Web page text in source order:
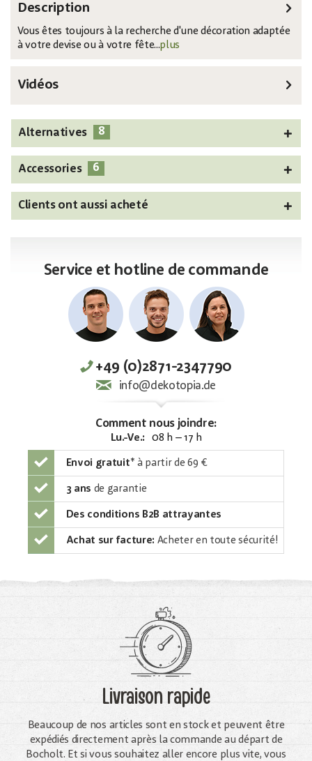
Description
Vous êtes toujours à la recherche d'une décoration adaptée
à votre devise ou à votre fête...plus
Vidéos
Alternatives 8
Accessories 6
Clients ont aussi acheté
Service et hotline de commande
+49 (0)2871-2347790
info@dekotopia.de
Comment nous joindre:
Lu.-Ve.: 08 h – 17 h
Envoi gratuit* à partir de 69 €
3 ans de garantie
Des conditions B2B attrayantes
Achat sur facture: Acheter en toute sécurité!
Livraison rapide
Beaucoup de nos articles sont en stock et peuvent être
expédiés directement après la commande au départ de
Bocholt. Et si vous souhaitez aller encore plus vite, vous